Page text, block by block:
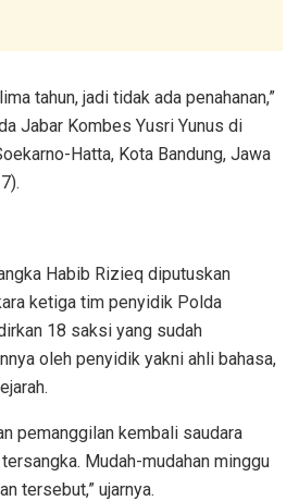
tahun, jadi tidak ada penahanan,”
Jabar Kombes Yusri Yunus di
Hatta, Kota Bandung, Jawa
Habib Rizieq diputuskan
ketiga tim penyidik Polda
18 saksi yang sudah
oleh penyidik yakni ahli bahasa,
pemanggilan kembali saudara
Mudah-mudahan minggu
tersebut,” ujarnya.